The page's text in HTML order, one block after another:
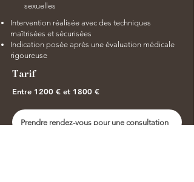
sexuelles
Intervention réalisée avec des techniques
maîtrisées et sécurisées
Indication posée après une évaluation médicale
rigoureuse
Tarif
Entre 1200 € et 1800 €
Prendre rendez-vous pour une consultation